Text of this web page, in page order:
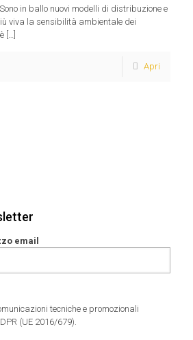
in ballo nuovi modelli di distribuzione e
viva la sensibilità ambientale dei
[…]
Apri
email
tecniche e promozionali
(UE 2016/679).